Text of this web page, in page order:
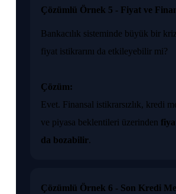
Çözümlü Örnek 5 - Fiyat ve
Bankacılık sisteminde büyük bir
fiyat istikrarını da etkileyebilir mi?
Çözüm:
Evet. Finansal istikrarsızlık, kredi
ve piyasa beklentileri üzerinden
da bozabilir.
Çözümlü Örnek 6 - Son Kredi